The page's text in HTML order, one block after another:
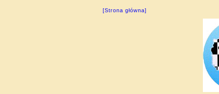
[Strona główna]